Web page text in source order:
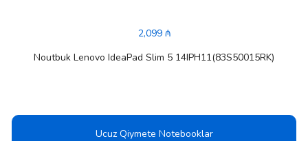
2,099 ₼
Noutbuk Lenovo IdeaPad Slim 5 14IPH11(83S50015RK)
Ucuz Qiymete Notebooklar